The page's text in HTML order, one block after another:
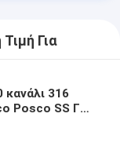
Για
κανάλι 316
Posco SS Γ